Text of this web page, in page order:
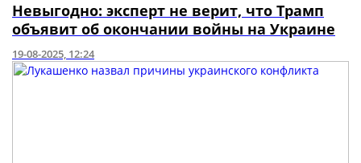
Невыгодно: эксперт не верит, что Трамп
объявит об окончании войны на Украине
19-08-2025, 12:24